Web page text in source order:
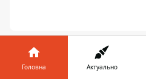
Головна Актуально